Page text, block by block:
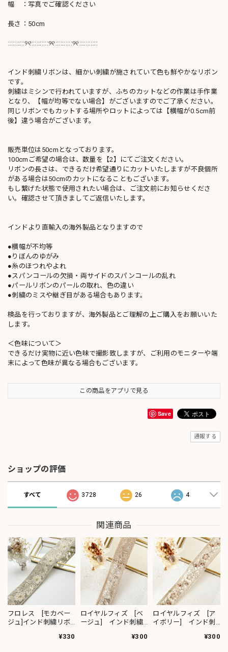
幅 ：写真でご確認ください
長さ：50cm
::::::::::୨୧::::::::::୨୧::::::::::୨୧:::::::::::
インド刺繍リボンは、細かい刺繍が施されていて色も鮮やかなリボン
です。
刺繍はミシンで行われていますが、ふちのカットなどの作業は手作業
となり、【幅が均等でない場合】がございますのでご了承ください。
同じリボンでもカットする場所やロットによっては【横幅が0.5cm前
後】違う場合がございます。
販売単位は50cmとなっております。
100cmご希望の場合は、数量を【2】にてご注文ください。
リボンの長さは、できるだけ希望通りにカットいたしますが不良個所
がある場合は50cmのカットになることもございます。
もし繋げた状態で使用されたい場合は、ご注文前にお知らせくださ
い。確認させて頂きましてご返信いたします。
インドより直輸入の海外製品となりますので
●横幅が不均等
●りぼんのゆがみ
●糸のほつれやよれ
●スパンコールの欠損・両サイドのスパンコールの乱れ
●パールリボンのパールの取れ、色の違い
●刺繍のミスや継ぎ目がある場合もあります。
検品を行っておりますが、海外製品とご理解の上ご購入をお願いいた
します。
＜色味について＞
できるだけ実物に近い色味で撮影致しますが、ご利用のモニターや端
末によって色味が異なる場合もございます。
この商品をアプリで見る
Save
通報する
ショップの評価
すべて 3728 26 4
関連商品
フロレス [モカベー
ジュ]インド刺繍リボ
¥330
ロイヤルフィズ [ベ
ージュ] インド刺繍
¥300
ロイヤルフィズ [ア
イボリー] インド刺
¥300